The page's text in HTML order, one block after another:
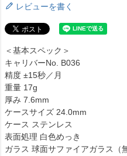
レビューを書く
＜基本スペック＞
キャリバーNo. B036
精度 ±15秒／月
重量 17g
厚み 7.6mm
ケースサイズ 24.0mm
ケース ステンレス
表面処理 白色めっき
ガラス 球面サファイアガラス（